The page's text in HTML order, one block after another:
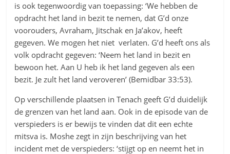
is ook tegenwoordig van toepassing: ‘We hebben de
opdracht het land in bezit te nemen, dat G’d onze
voorouders, Avraham, Jitschak en Ja’akov, heeft
gegeven. We mogen het niet verlaten. G’d heeft ons als
volk opdracht gegeven: ‘Neem het land in bezit en
bewoon het. Aan U heb ik het land gegeven als een
bezit. Je zult het land veroveren’ (Bemidbar 33:53).
Op verschillende plaatsen in Tenach geeft G’d duidelijk
de grenzen van het land aan. Ook in de episode van de
verspieders is er bewijs te vinden dat dit een echte
mitsva is. Moshe zegt in zijn beschrijving van het
incident met de verspieders: ‘stijgt op en neemt het in